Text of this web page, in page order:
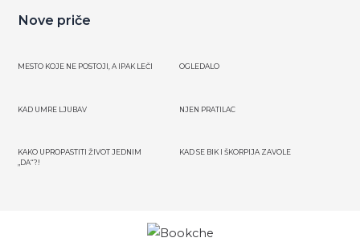
Nove priče
MESTO KOJE NE POSTOJI, A IPAK LEČI OGLEDALO
KAD UMRE LJUBAV NJEN PRATILAC
KAKO UPROPASTITI ŽIVOT JEDNIM
„DA“?!
KAD SE BIK I ŠKORPIJA ZAVOLE